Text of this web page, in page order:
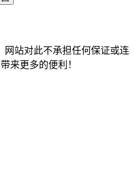
网站对此不承担任何保证或连
来更多的便利！